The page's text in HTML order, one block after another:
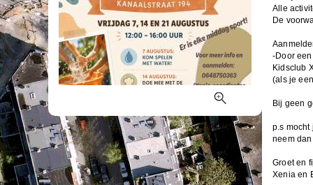
Alle
De
-Door
Kidsclub
(als je
Bij geen
p.s
neem
Groet en
Xenia en